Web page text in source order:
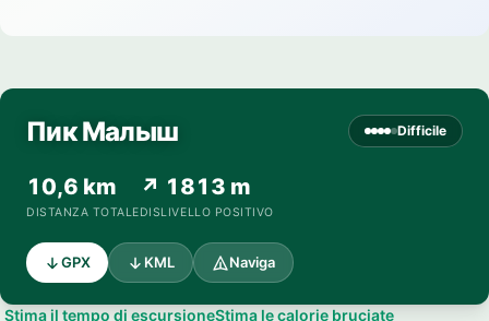
Пик Малыш Difficile
10,6 km
DISTANZA TOTALE
↗ 1813 m
DISLIVELLO POSITIVO
GPX KML Naviga
Stima il tempo di escursioneStima le calorie bruciate